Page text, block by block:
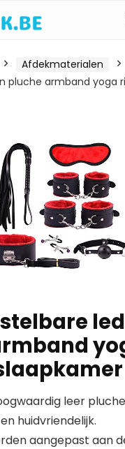
Afdekmaterialen
pluche armband yoga
leer
huidvriendelijk.
aangepast aan